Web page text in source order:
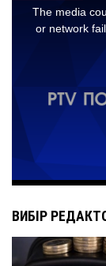
ВИБІР